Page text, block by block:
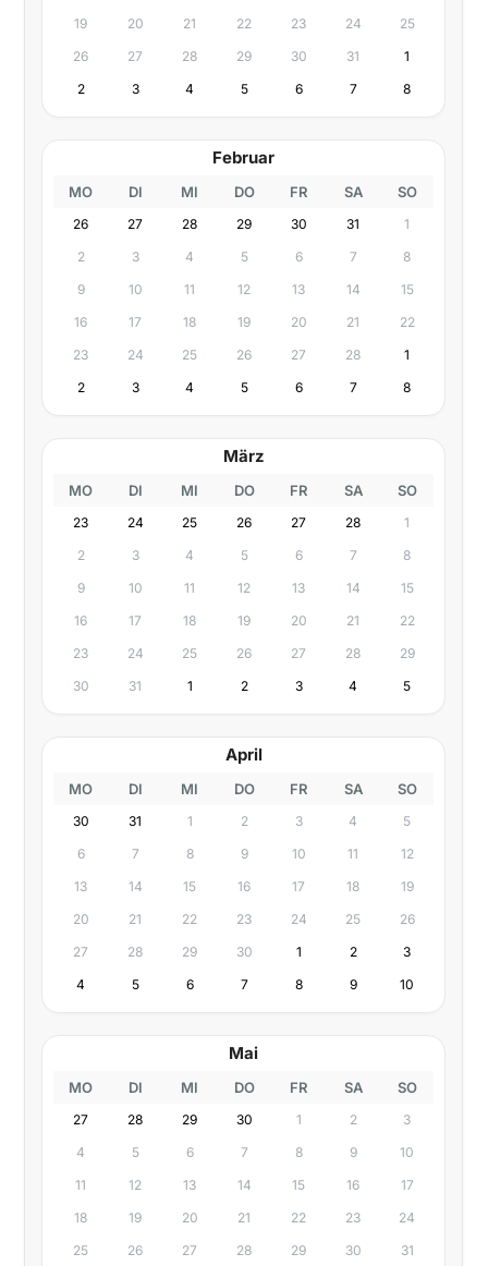
19
20 21 22 23 24
25
26
27 28 29 30 31
1
2
3 4 5 6 7 8
Februar
MO DI MI DO FR SA SO
26 27 28 29 30 31
1
2
3 4 5 6 7
8
9
10 11 12 13 14
15
16
17 18 19 20 21
22
23
24 25 26 27 28
1
2
3 4 5 6 7 8
März
MO DI MI DO FR SA SO
23 24 25 26 27 28
1
2
3 4 5 6 7
8
9
10 11 12 13 14
15
16
17 18 19 20 21
22
23
24 25 26 27 28
29
30
31 1 2 3 4 5
April
MO DI MI DO FR SA SO
30 31 1 2 3 4
5
6
7 8 9 10 11
12
13
14 15 16 17 18
19
20
21 22 23 24 25
26
27
28 29 30 1 2
3
4
5 6 7 8 9 10
Mai
MO DI MI DO FR SA SO
27 28 29 30 1 2
3
4
5 6 7 8 9
10
11
12 13 14 15 16
17
18
19 20 21 22 23
24
25
26 27 28 29 30 31